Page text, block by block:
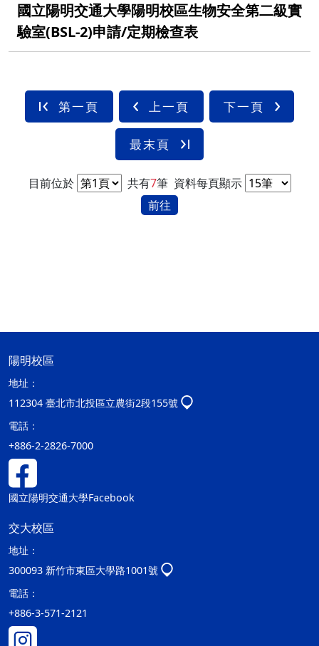
國立陽明交通大學陽明校區生物安全第二級實
驗室(BSL-2)申請/定期檢查表
第一頁 上一頁 下一頁
最末頁
目前位於 共有7筆 資料每頁顯示
前往
陽明校區
地址：
112304 臺北市北投區立農街2段155號
電話：
+886-2-2826-7000
國立陽明交通大學Facebook
交大校區
地址：
300093 新竹市東區大學路1001號
電話：
+886-3-571-2121